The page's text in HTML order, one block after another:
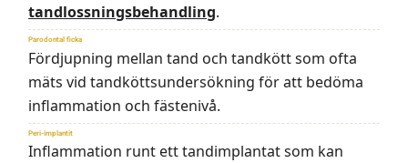
tandlossningsbehandling.
Parodontal ficka
Fördjupning mellan tand och tandkött som ofta
mäts vid tandköttsundersökning för att bedöma
inflammation och fästenivå.
Peri-implantit
Inflammation runt ett tandimplantat som kan